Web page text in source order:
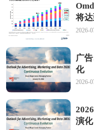
将达
2026-
广
化
2026-
演化